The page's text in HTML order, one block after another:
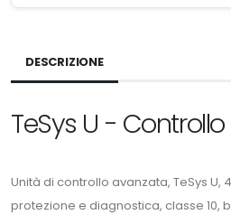
DESCRIZIONE
TeSys U -
Unità di controllo avanzata, TeSys U,
protezione e diagnostica, classe 10,